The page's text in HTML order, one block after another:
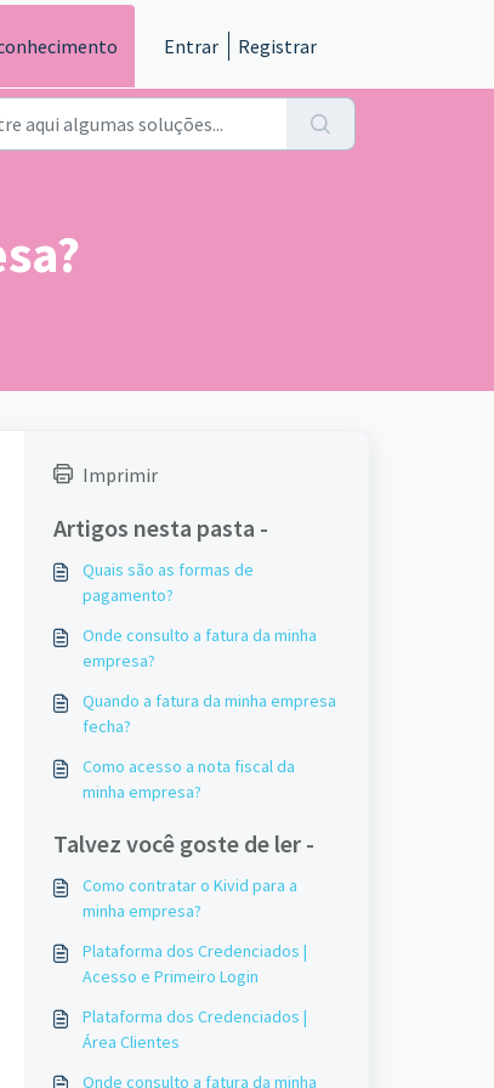
Entrar Registrar
Imprimir
Artigos nesta pasta -
Quais são as formas de
pagamento?
Onde consulto a fatura da minha
empresa?
Quando a fatura da minha empresa
fecha?
Como acesso a nota fiscal da
minha empresa?
Talvez você goste de ler -
Como contratar o Kivid para a
minha empresa?
Plataforma dos Credenciados |
Acesso e Primeiro Login
Plataforma dos Credenciados |
Área Clientes
Onde consulto a fatura da minha